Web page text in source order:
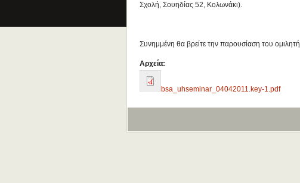
Σχολή, Σουηδίας 52, Κολωνάκι).
Συνημμένη θα βρείτε την παρουσίαση του ομιλητή
Αρχεία:
bsa_uhseminar_04042011.key-1.pdf